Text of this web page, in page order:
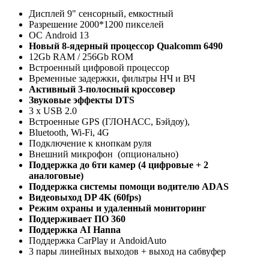
Дисплей 9" сенсорный, емкостный
Разрешение 2000*1200 пикселей
ОС Android 13
Новый 8-ядерный процессор Qualcomm 6490
12Gb RAM / 256Gb ROM
Встроенный цифровой процессор
Временные задержки, фильтры НЧ и ВЧ
Активный 3-полосный кроссовер
Звуковые эффекты DTS
3 x USB 2.0
Встроенныe GPS (ГЛОНАСС, Бэйдоу),
Bluetooth, Wi-Fi, 4G
Подключение к кнопкам руля
Внешний микрофон (опционально)
Поддержка до 6ти камер (4 цифровые + 2
аналоговые)
Поддержка системы помощи водителю ADAS
Видеовыход DP 4K (60fps)
Режим охраны и удаленный мониторинг
Поддерживает ПО 360
Поддержка AI Hanna
Поддержка CarPlay и AndoidAuto
3 пары линейных выходов + выход на сабвуфер